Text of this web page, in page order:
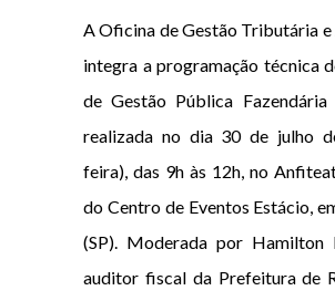
A Oficina de Gestão Tributária
integra a programação técnica
de Gestão Pública Fazendária
realizada no dia 30 de julho
feira), das 9h às 12h, no
do Centro de Eventos Estácio,
(SP). Moderada por Hamilton
auditor fiscal da Prefeitura de